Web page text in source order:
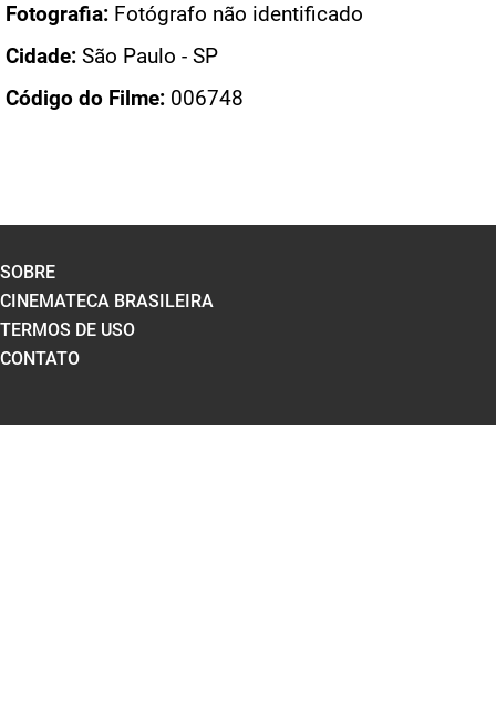
Fotografia: Fotógrafo não identificado
Cidade: São Paulo - SP
Código do Filme: 006748
SOBRE
CINEMATECA BRASILEIRA
TERMOS DE USO
CONTATO